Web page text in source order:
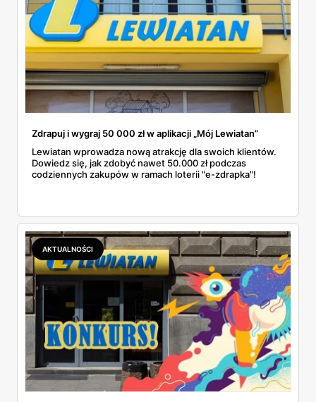
Zdrapuj i wygraj 50 000 zł w aplikacji „Mój Lewiatan”
Lewiatan wprowadza nową atrakcję dla swoich klientów.
Dowiedz się, jak zdobyć nawet 50.000 zł podczas
codziennych zakupów w ramach loterii "e-zdrapka"!
AKTUALNOŚCI